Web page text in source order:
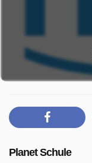
Planet Schule